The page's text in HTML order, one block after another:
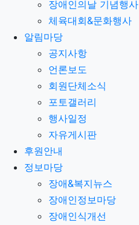
장애인의날 기념행사
체육대회&문화행사
알림마당
공지사항
언론보도
회원단체소식
포토갤러리
행사일정
자유게시판
후원안내
정보마당
장애&복지뉴스
장애인정보마당
장애인식개선